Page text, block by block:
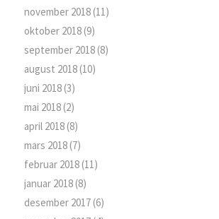
november 2018(11)
oktober 2018(9)
september 2018(8)
august 2018(10)
juni 2018(3)
mai 2018(2)
april 2018(8)
mars 2018(7)
februar 2018(11)
januar 2018(8)
desember 2017(6)